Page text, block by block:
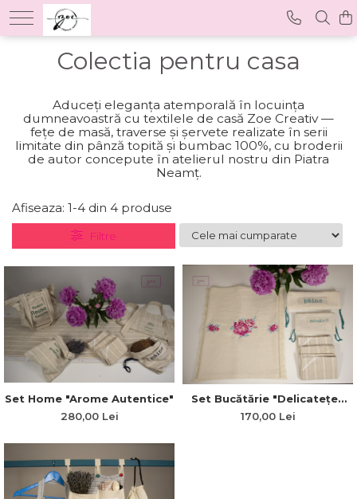
Colectia pentru casa
Aduceți eleganța atemporală în locuința
dumneavoastră cu textilele de casă Zoe Creativ —
fețe de masă, traverse și șervete realizate în serii
limitate din pânză topită și bumbac 100%, cu broderii
de autor concepute în atelierul nostru din Piatra
Neamț.
Afiseaza: 1-4 din 4 produse
Filtre
Set Home "Arome Autentice"
280,00 Lei
Set Bucătărie "Delicatețea
Bujorilor"
170,00 Lei